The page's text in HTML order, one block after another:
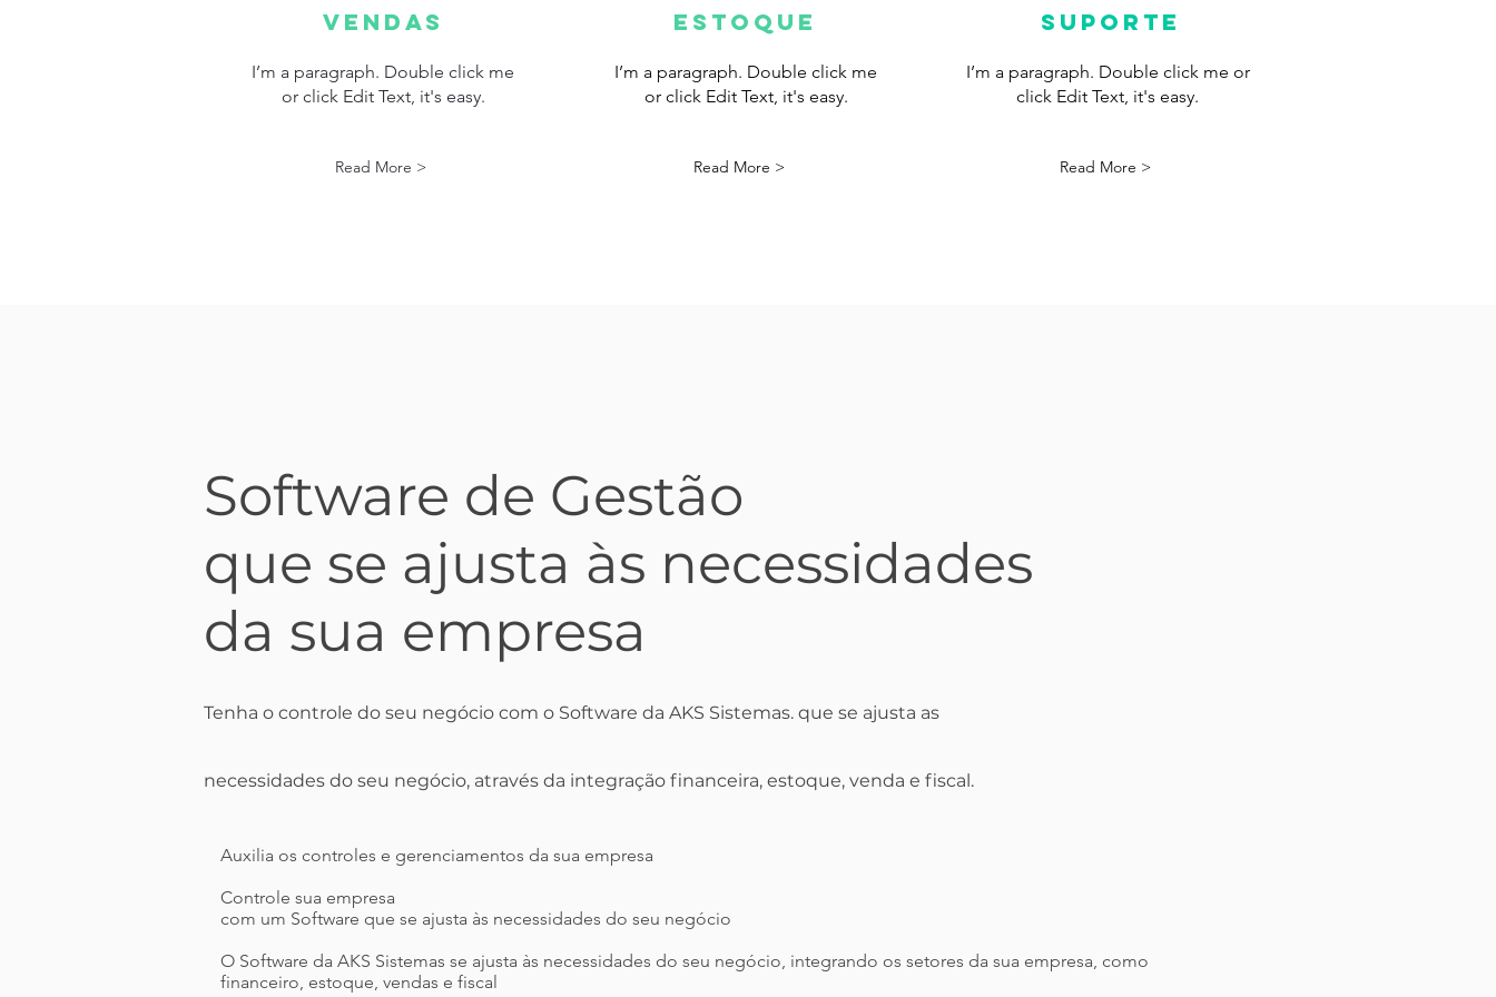
VENDAS
I’m a paragraph. Double click me
or click Edit Text, it's easy.
Read More >
ESTOQUE
I’m a paragraph. Double click me
or click Edit Text, it's easy.
Read More >
suporte
I’m a paragraph. Double click me or
click Edit Text, it's easy.
Read More >
Software de Gestão
que se ajusta às necessidades
da sua empresa
Tenha o controle do seu negócio com o Software da AKS Sistemas. que se ajusta as
necessidades do seu negócio, através da integração financeira, estoque, venda e fiscal.
Auxilia os controles e gerenciamentos da sua empresa
Controle sua empresa
com um Software que se ajusta às necessidades do seu negócio
O Software da AKS Sistemas se ajusta às necessidades do seu negócio, integrando os setores da sua empresa, como
financeiro, estoque, vendas e fiscal